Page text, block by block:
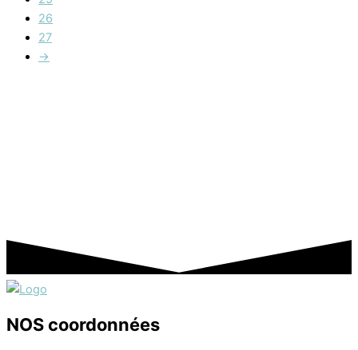
26
27
→
NOS coordonnées